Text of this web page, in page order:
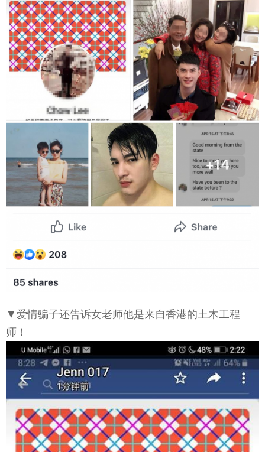
▼爱情骗子还告诉女老师他是来自香港的土木工程
师！